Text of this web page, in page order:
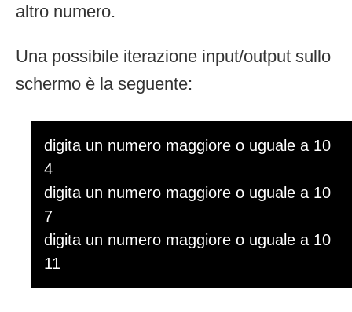
altro numero.
Una possibile iterazione input/output sullo
schermo è la seguente:
digita un numero maggiore o uguale a 10
4
digita un numero maggiore o uguale a 10
7
digita un numero maggiore o uguale a 10
11